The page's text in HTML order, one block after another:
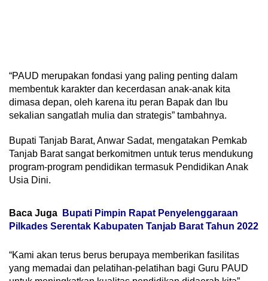
“PAUD merupakan fondasi yang paling penting dalam
membentuk karakter dan kecerdasan anak-anak kita
dimasa depan, oleh karena itu peran Bapak dan Ibu
sekalian sangatlah mulia dan strategis” tambahnya.
Bupati Tanjab Barat, Anwar Sadat, mengatakan Pemkab
Tanjab Barat sangat berkomitmen untuk terus mendukung
program-program pendidikan termasuk Pendidikan Anak
Usia Dini.
Baca Juga
Bupati Pimpin Rapat Penyelenggaraan
Pilkades Serentak Kabupaten Tanjab Barat Tahun 2022
“Kami akan terus berus berupaya memberikan fasilitas
yang memadai dan pelatihan-pelatihan bagi Guru PAUD